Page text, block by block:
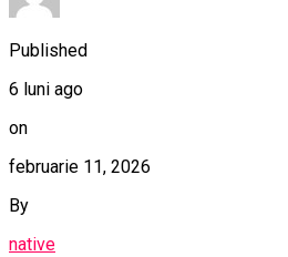
Published
6 luni ago
on
februarie 11, 2026
By
native